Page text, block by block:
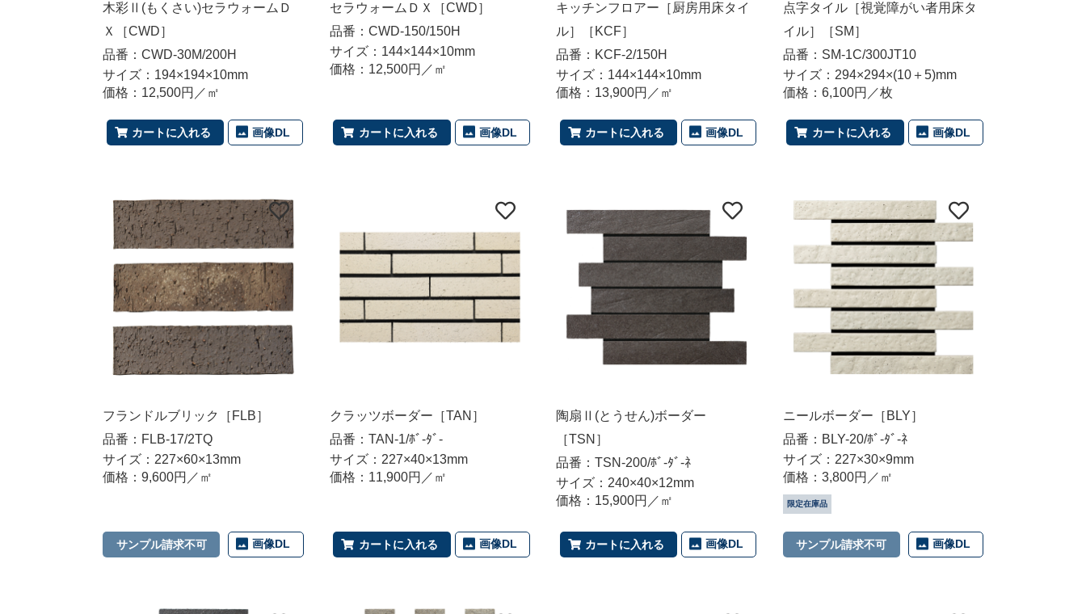
木彩Ⅱ(もくさい)セラウォームＤ
Ｘ［CWD］
品番：CWD-30M/200H
サイズ：194×194×10mm
価格：12,500円／㎡
カートに入れる 画像DL
セラウォームＤＸ［CWD］
品番：CWD-150/150H
サイズ：144×144×10mm
価格：12,500円／㎡
カートに入れる 画像DL
キッチンフロアー［厨房用床タイ
ル］［KCF］
品番：KCF-2/150H
サイズ：144×144×10mm
価格：13,900円／㎡
カートに入れる 画像DL
点字タイル［視覚障がい者用床タ
イル］［SM］
品番：SM-1C/300JT10
サイズ：294×294×(10＋5)mm
価格：6,100円／枚
カートに入れる 画像DL
フランドルブリック［FLB］
品番：FLB-17/2TQ
サイズ：227×60×13mm
価格：9,600円／㎡
サンプル請求不可 画像DL
クラッツボーダー［TAN］
品番：TAN-1/ﾎﾞ-ﾀﾞ-
サイズ：227×40×13mm
価格：11,900円／㎡
カートに入れる 画像DL
陶扇Ⅱ(とうせん)ボーダー
［TSN］
品番：TSN-200/ﾎﾞ-ﾀﾞ-ﾈ
サイズ：240×40×12mm
価格：15,900円／㎡
カートに入れる 画像DL
ニールボーダー［BLY］
品番：BLY-20/ﾎﾞ-ﾀﾞ-ﾈ
サイズ：227×30×9mm
価格：3,800円／㎡
限定在庫品
サンプル請求不可 画像DL